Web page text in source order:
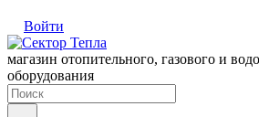
Войти
магазин отопительного, газового и
оборудования